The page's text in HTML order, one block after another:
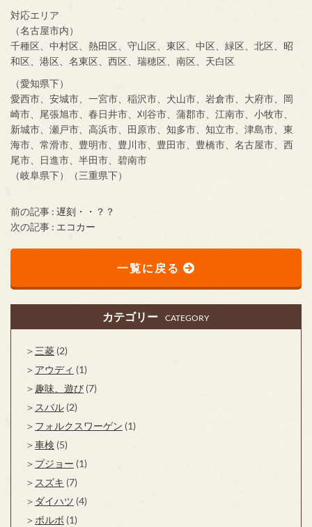
対応エリア
（名古屋市内）
千種区、中村区、熱田区、守山区、東区、中区、緑区、北区、昭
和区、港区、名東区、西区、瑞穂区、南区、天白区
（愛知県下）
愛西市、安城市、一宮市、稲沢市、犬山市、岩倉市、大府市、岡
崎市、尾張旭市、春日井市、刈谷市、蒲郡市、江南市、小牧市、
新城市、瀬戸市、高浜市、田原市、知多市、知立市、津島市、東
海市、常滑市、豊明市、豊川市、豊田市、豊橋市、名古屋市、西
尾市、日進市、半田市、碧南市
（岐阜県下）（三重県下）
前の記事 : 遅刻・・？？
次の記事 : エコカー
一覧に戻る
カテゴリー CATEGORY
三菱 (2)
アウディ (1)
趣味、遊び (7)
スバル (2)
フォルクスワーゲン (1)
車検 (5)
プジョー (1)
スズキ (7)
ダイハツ (4)
ボルボ (1)